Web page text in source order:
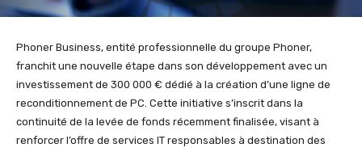
Phoner Business, entité professionnelle du groupe Phoner,
franchit une nouvelle étape dans son développement avec un
investissement de 300 000 € dédié à la création d’une ligne de
reconditionnement de PC. Cette initiative s’inscrit dans la
continuité de la levée de fonds récemment finalisée, visant à
renforcer l’offre de services IT responsables à destination des